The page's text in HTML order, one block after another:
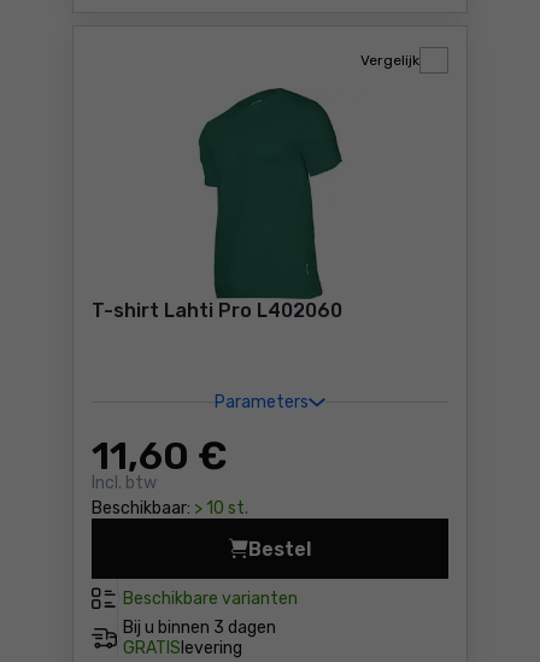
T-shirt Lahti Pro L402060
Parameters
11,60 €
Incl. btw
Beschikbaar: > 10 st.
Vergelijk
Beschikbare varianten
Bij u binnen 3 dagen
GRATIS levering
Bestel
T-shirt Lahti Pro L402060